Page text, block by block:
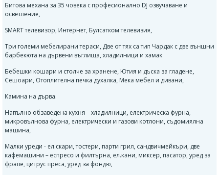
Битова механа за 35 човека с професионално DJ озвучаване и
осветление,
SMART телевизор, Интернет, Булсатком телевизия,
Три големи мебелирани тераси, Две от тях са тип Чардак с две външни
барбекюта на дървени въглища, хладилници и хамак
Бебешки кошари и столче за хранене, Ютия и дъска за гладене,
Сешоари, Отоплителна печка духалка, Мека мебел и дивани,
Камина на дърва.
Напълно обзаведена кухня – хладилници, електрическа фурна,
микровълнова фурна, електрически и газови котлони, съдомиялна
машина,
Малки уреди - eл.скари, тостери, парти грил, сандвичмейкъри, две
кафемашини – еспресо и филтърна, ел.кани, миксер, пасатор, уред за
фрапе, цитрус преса, уред за фондю,